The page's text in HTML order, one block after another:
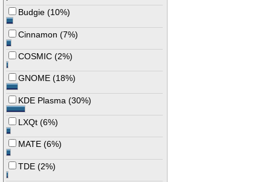
Budgie (10%)
Cinnamon (7%)
COSMIC (2%)
GNOME (18%)
KDE Plasma (30%)
LXQt (6%)
MATE (6%)
TDE (2%)